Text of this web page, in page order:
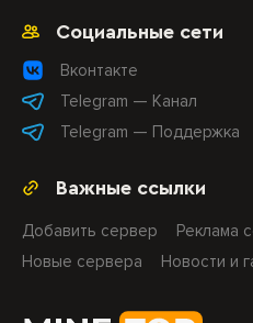
Важные ссылки
Добавить сервер Реклама
Новые сервера
Новости и
Социальные сети
Вконтакте
Telegram — Канал
Telegram — Поддержка